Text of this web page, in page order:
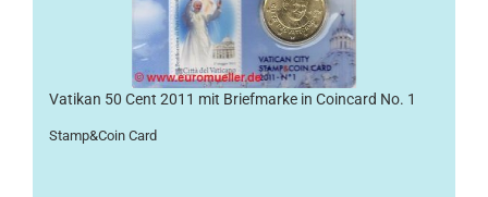
Vatikan 50 Cent 2011 mit Briefmarke in Coincard No. 1
Stamp&Coin Card